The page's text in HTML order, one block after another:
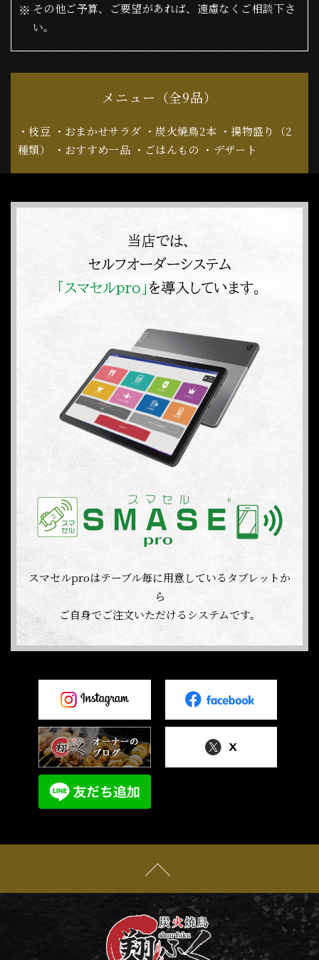
その他ご予算、ご要望があれば、遠慮なくご相談下さ
い。
メニュー（全9品）
・枝豆 ・おまかせサラダ ・炭火焼鳥2本 ・揚物盛り（2
種類） ・おすすめ一品 ・ごはんもの ・デザート
当店では、
セルフオーダーシステム
「スマセルpro」 を導入しています。
スマセルproはテーブル毎に用意しているタブレットか
ら
ご自身でご注文いただけるシステムです。